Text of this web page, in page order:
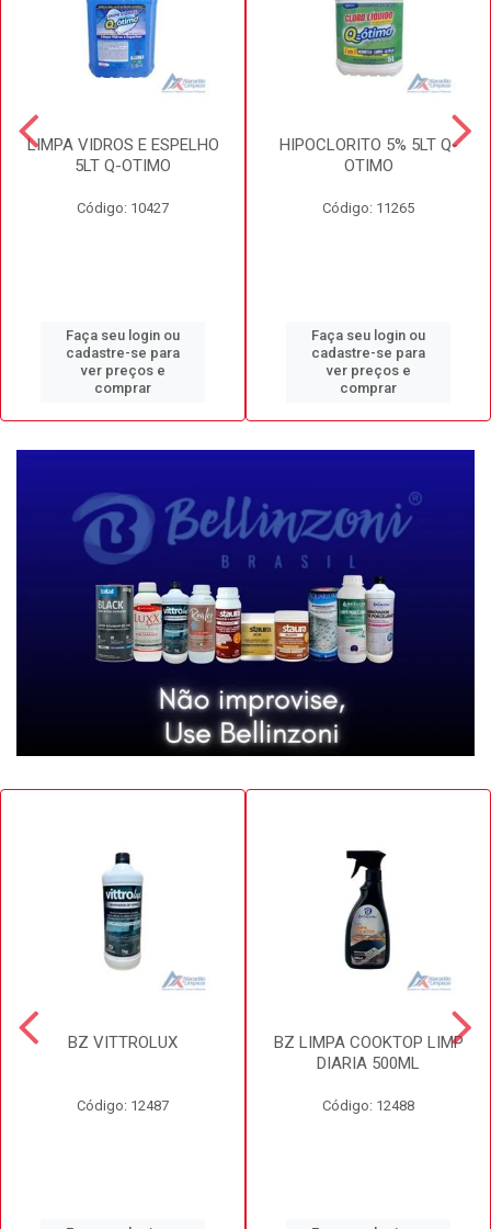
LIMPA VIDROS E ESPELHO
5LT Q-OTIMO
Código: 10427
Faça seu login ou
cadastre-se para
ver preços e
comprar
HIPOCLORITO 5% 5LT Q-
OTIMO
Código: 11265
Faça seu login ou
cadastre-se para
ver preços e
comprar
BZ VITTROLUX
Código: 12487
BZ LIMPA COOKTOP LIMP
DIARIA 500ML
Código: 12488